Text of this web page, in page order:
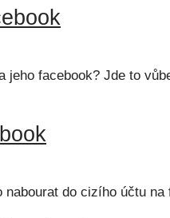
jeho facebook? Jde to
do cizího účtu na